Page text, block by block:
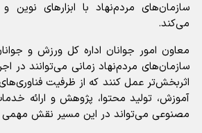
سازمان‌های مردم‌نهاد با ابزارهای نوین
می‌کند.
معاون امور جوانان اداره کل ورزش و
سازمان‌های مردم‌نهاد زمانی می‌توانند در
اثربخش‌تر عمل کنند که از ظرفیت فناوری‌های
آموزش، تولید محتوا، پژوهش و ارائه
مصنوعی می‌تواند در این مسیر نقش مهمی